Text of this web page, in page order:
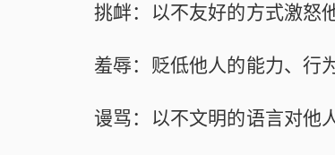
挑衅：以不友好的方式激怒
羞辱：贬低他人的能力、行
谩骂：以不文明的语言对他